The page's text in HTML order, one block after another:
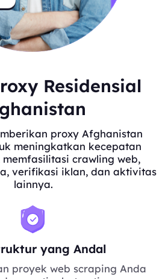
Residensial
proxy Afghanistan
meningkatkan kecepatan
crawling web,
verifikasi iklan, dan aktivitas
lainnya.
yang Andal
proyek web scraping Anda